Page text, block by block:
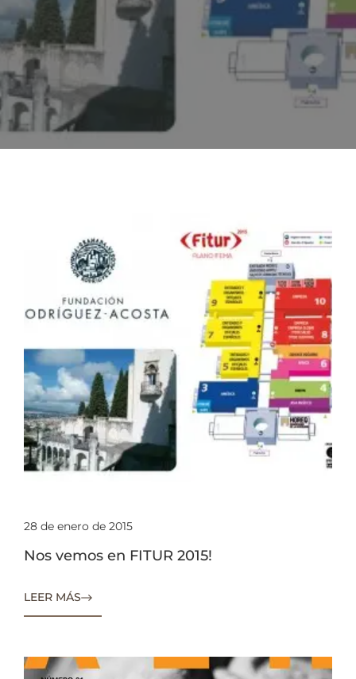
28 de enero de 2015
Nos vemos en FITUR 2015!
LEER MÁS